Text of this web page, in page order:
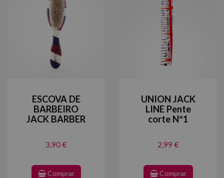
ESCOVA DE
BARBEIRO
JACK BARBER
3,90 €
Comprar
UNION JACK
LINE Pente
corte Nº1
2,99 €
Comprar